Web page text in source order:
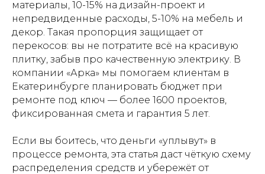
материалы, 10-15% на дизайн-проект и
непредвиденные расходы, 5-10% на мебель и
декор. Такая пропорция защищает от
перекосов: вы не потратите всё на красивую
плитку, забыв про качественную электрику. В
компании «Арка» мы помогаем клиентам в
Екатеринбурге планировать бюджет при
ремонте под ключ — более 1600 проектов,
фиксированная смета и гарантия 5 лет.
Если вы боитесь, что деньги «уплывут» в
процессе ремонта, эта статья даст чёткую схему
распределения средств и убережёт от